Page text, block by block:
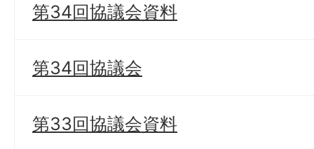
第34回協議会資料
第34回協議会
第33回協議会資料